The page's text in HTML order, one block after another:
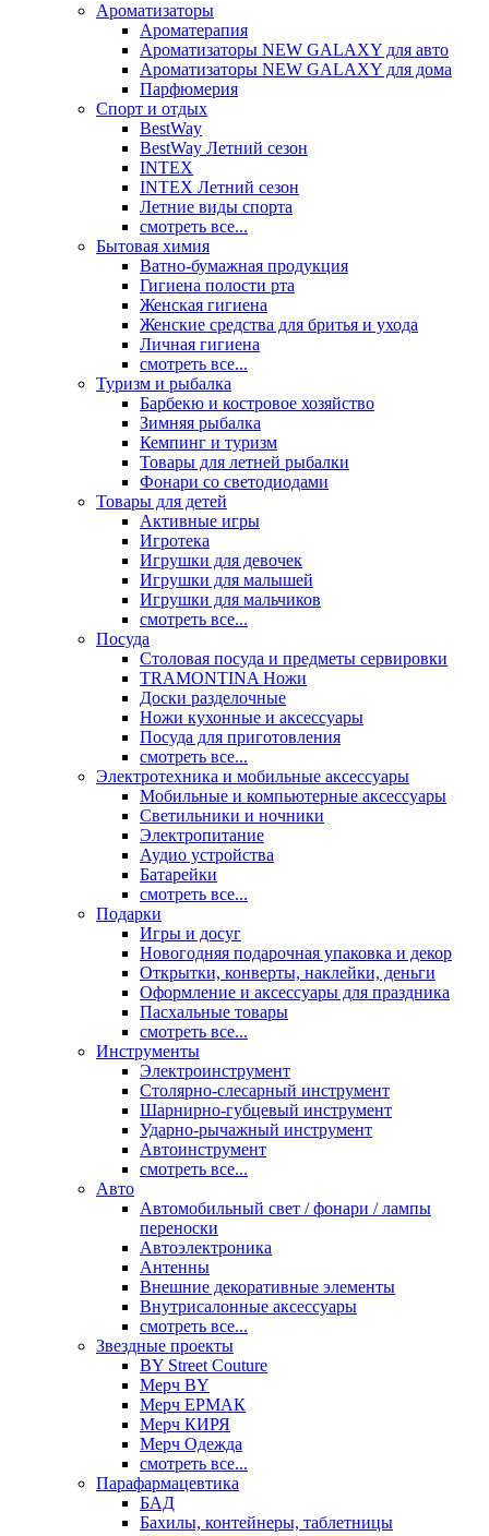
Ароматизаторы
Ароматерапия
Ароматизаторы NEW GALAXY для авто
Ароматизаторы NEW GALAXY для дома
Парфюмерия
Спорт и отдых
BestWay
BestWay Летний сезон
INTEX
INTEX Летний сезон
Летние виды спорта
смотреть все...
Бытовая химия
Ватно-бумажная продукция
Гигиена полости рта
Женская гигиена
Женские средства для бритья и ухода
Личная гигиена
смотреть все...
Туризм и рыбалка
Барбекю и костровое хозяйство
Зимняя рыбалка
Кемпинг и туризм
Товары для летней рыбалки
Фонари со светодиодами
Товары для детей
Активные игры
Игротека
Игрушки для девочек
Игрушки для малышей
Игрушки для мальчиков
смотреть все...
Посуда
Столовая посуда и предметы сервировки
TRAMONTINA Ножи
Доски разделочные
Ножи кухонные и аксессуары
Посуда для приготовления
смотреть все...
Электротехника и мобильные аксессуары
Мобильные и компьютерные аксессуары
Светильники и ночники
Электропитание
Аудио устройства
Батарейки
смотреть все...
Подарки
Игры и досуг
Новогодняя подарочная упаковка и декор
Открытки, конверты, наклейки, деньги
Оформление и аксессуары для праздника
Пасхальные товары
смотреть все...
Инструменты
Электроинструмент
Столярно-слесарный инструмент
Шарнирно-губцевый инструмент
Ударно-рычажный инструмент
Автоинструмент
смотреть все...
Авто
Автомобильный свет / фонари / лампы
переноски
Автоэлектроника
Антенны
Внешние декоративные элементы
Внутрисалонные аксессуары
смотреть все...
Звездные проекты
BY Street Couture
Мерч BY
Мерч ЕРМАК
Мерч КИРЯ
Мерч Одежда
смотреть все...
Парафармацевтика
БАД
Бахилы, контейнеры, таблетницы